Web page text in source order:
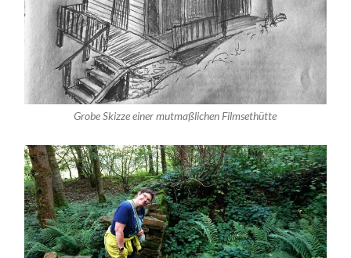
Grobe Skizze einer mutmaßlichen Filmsethütte